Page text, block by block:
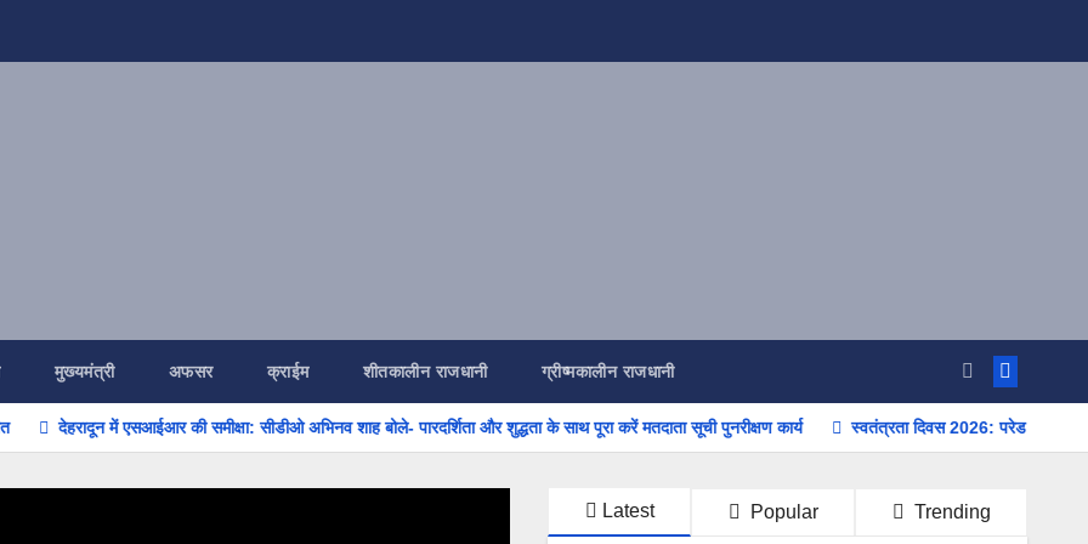
मुख्यमंत्री अफसर क्राईम शीतकालीन राजधानी ग्रीष्मकालीन राजधानी
में एसआईआर की समीक्षा: सीडीओ अभिनव शाह बोले- पारदर्शिता और शुद्धता के साथ पूरा करें मतदाता सूची पुनरीक्षण कार्य स्वतंत्रता दिवस 2026: परेड ग्राउंड की तैयारियों
Latest Popular Trending